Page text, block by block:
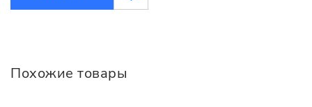
Похожие товары